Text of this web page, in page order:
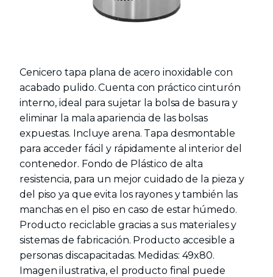
Cenicero tapa plana de acero inoxidable con
acabado pulido. Cuenta con práctico cinturón
interno, ideal para sujetar la bolsa de basura y
eliminar la mala apariencia de las bolsas
expuestas. Incluye arena. Tapa desmontable
para acceder fácil y rápidamente al interior del
contenedor. Fondo de Plástico de alta
resistencia, para un mejor cuidado de la pieza y
del piso ya que evita los rayones y también las
manchas en el piso en caso de estar húmedo.
Producto reciclable gracias a sus materiales y
sistemas de fabricación. Producto accesible a
personas discapacitadas. Medidas: 49x80.
Imagen ilustrativa, el producto final puede